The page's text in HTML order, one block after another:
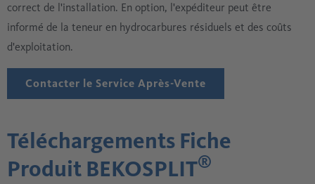
correct de l'installation. En option, l'expéditeur peut être
informé de la teneur en hydrocarbures résiduels et des coûts
d'exploitation.
Contacter le Service Après-Vente
Téléchargements Fiche
Produit BEKOSPLIT®